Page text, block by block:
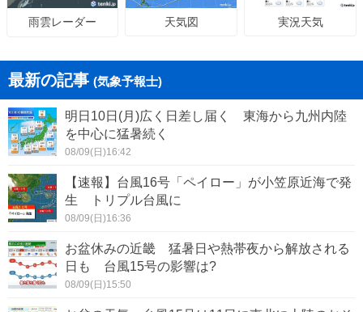
雨雲レーダー 天気図 実況天気
最新の記事 (気象予報士)
明日10日(月)広く日差し届く 東海から九州内陸
を中心に猛暑続く
08/09(日)16:42
【速報】台風16号「ペイロー」が小笠原近海で発
生 トリプル台風に
08/09(日)16:36
お盆休みの近畿 猛暑日や熱帯夜から解放される
日も 台風15号の影響は?
08/09(日)15:50